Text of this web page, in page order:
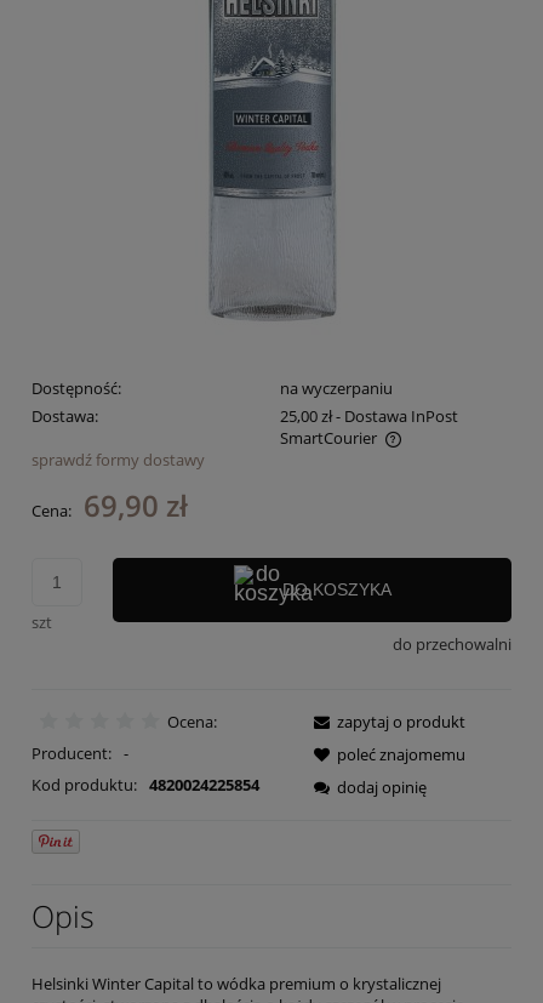
Dostępność:
na wyczerpaniu
Dostawa:
25,00 zł- Dostawa InPost
SmartCourier
Cena nie zawiera ewentualnych kosztów płatności
sprawdź formy dostawy
Cena: 69,90 zł
szt
DO KOSZYKA
do przechowalni
Ocena:
Producent: -
Kod produktu: 4820024225854
zapytaj o produkt
poleć znajomemu
dodaj opinię
Opis
Helsinki Winter Capital to wódka premium o krystalicznej